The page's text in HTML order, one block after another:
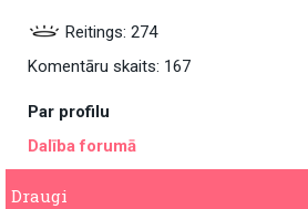
Reitings: 274
Komentāru skaits: 167
Par profilu
Dalība forumā
Draugi